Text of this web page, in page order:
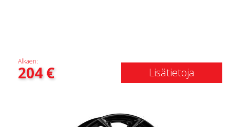
Alkaen:
204€ Lisätietoja